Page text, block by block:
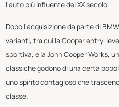
l'auto più influente del XX secolo.
Dopo l'acquisizione da parte di
varianti, tra cui la Cooper entry-
sportiva, e la John Cooper Works,
classiche godono di una certa
uno spirito contagioso che
classe.